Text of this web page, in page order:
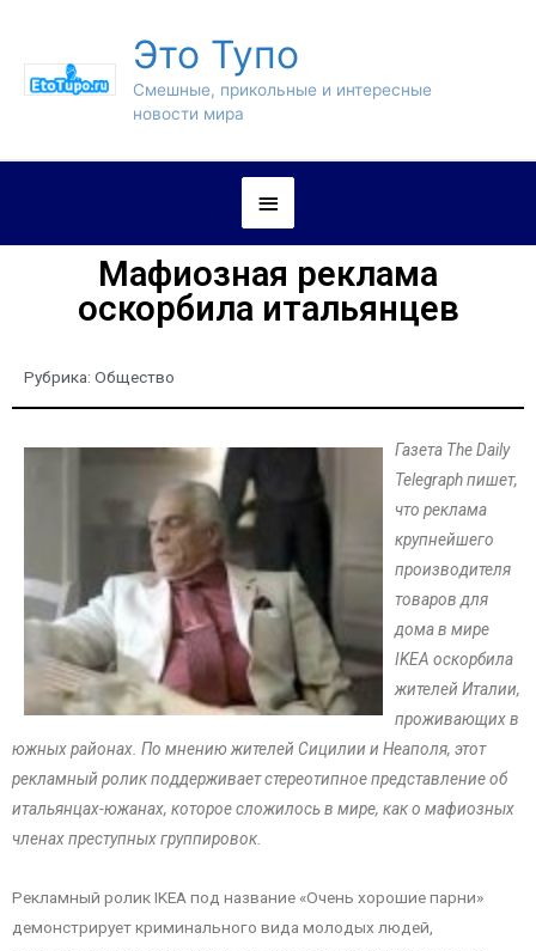
Это Тупо
Смешные, прикольные и интересные
новости мира
Мафиозная реклама
оскорбила итальянцев
Рубрика: Общество
Газета The Daily
Telegraph пишет,
что реклама
крупнейшего
производителя
товаров для
дома в мире
IKEA оскорбила
жителей Италии,
проживающих в
южных районах. По мнению жителей Сицилии и Неаполя, этот
рекламный ролик поддерживает стереотипное представление об
итальянцах-южанах, которое сложилось в мире, как о мафиозных
членах преступных группировок.
Рекламный ролик IKEA под название «Очень хорошие парни»
демонстрирует криминального вида молодых людей,